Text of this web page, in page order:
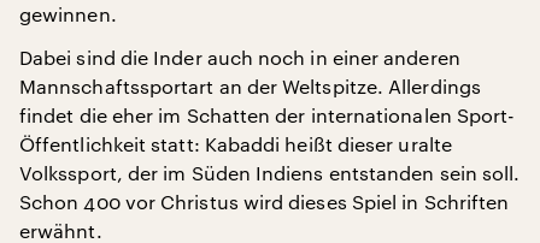
gewinnen.
Dabei sind die Inder auch noch in einer anderen
Mannschaftssportart an der Weltspitze. Allerdings
findet die eher im Schatten der internationalen Sport-
Öffentlichkeit statt: Kabaddi heißt dieser uralte
Volkssport, der im Süden Indiens entstanden sein soll.
Schon 400 vor Christus wird dieses Spiel in Schriften
erwähnt.